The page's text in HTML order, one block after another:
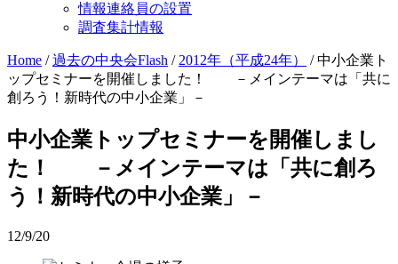
情報連絡員の設置
調査集計情報
Home /過去の中央会Flash / 2012年（平成24年） /中小企業ト
ップセミナーを開催しました！ －メインテーマは「共に
創ろう！新時代の中小企業」－
中小企業トップセミナーを開催しまし
た！ －メインテーマは「共に創ろ
う！新時代の中小企業」－
12/9/20